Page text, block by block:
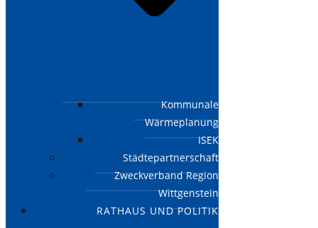
Kommunale
Wärmeplanung
ISEK
Städtepartnerschaft
Zweckverband Region
Wittgenstein
RATHAUS UND POLITIK